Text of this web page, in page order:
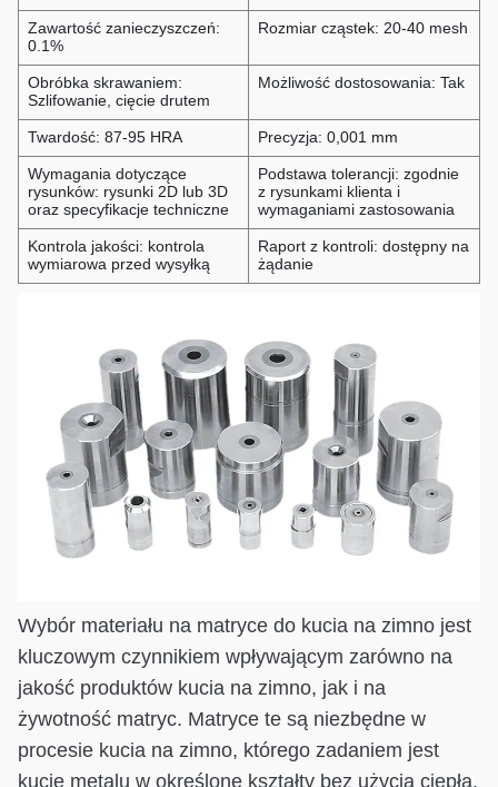
Zawartość zanieczyszczeń:
0.1%
Rozmiar cząstek: 20-40 mesh
Obróbka skrawaniem:
Szlifowanie, cięcie drutem
Możliwość dostosowania: Tak
Twardość: 87-95 HRA Precyzja: 0,001 mm
Wymagania dotyczące
rysunków: rysunki 2D lub 3D
oraz specyfikacje techniczne
Podstawa tolerancji: zgodnie
z rysunkami klienta i
wymaganiami zastosowania
Kontrola jakości: kontrola
wymiarowa przed wysyłką
Raport z kontroli: dostępny na
żądanie
Wybór materiału na matryce do kucia na zimno jest
kluczowym czynnikiem wpływającym zarówno na
jakość produktów kucia na zimno, jak i na
żywotność matryc. Matryce te są niezbędne w
procesie kucia na zimno, którego zadaniem jest
kucie metalu w określone kształty bez użycia ciepła.